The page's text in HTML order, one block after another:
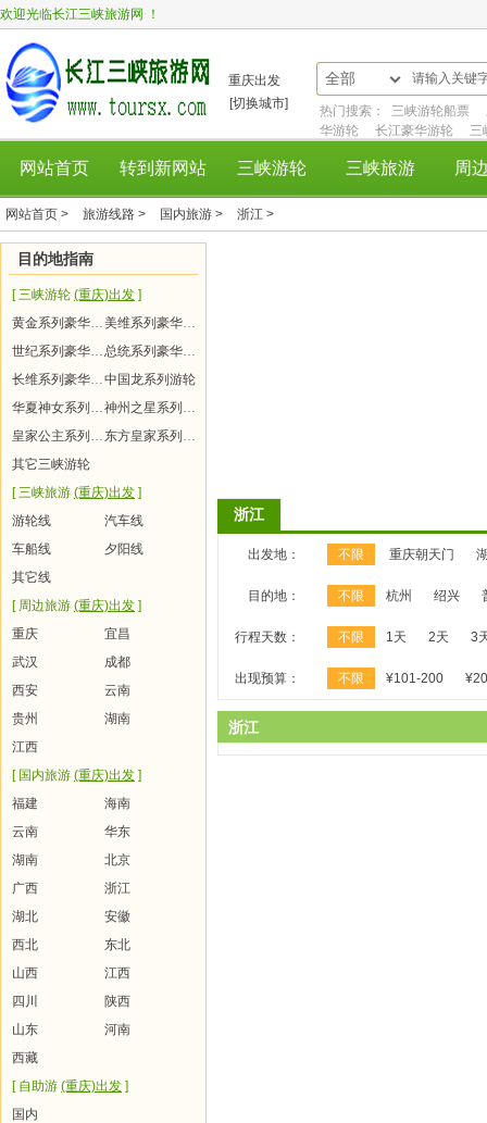
欢迎光临长江三峡旅游网 ！
重庆出发
[切换城市]
全部
热门搜索： 三峡游轮船票
华游轮
长江豪华游轮 三
网站首页 转到新网站 三峡游轮 三峡旅游 周
网站首页 > 旅游线路 > 国内旅游 > 浙江 >
目的地指南
[ 三峡游轮 (重庆)出发 ]
黄金系列豪华游轮
美维系列豪华游轮
世纪系列豪华游轮
总统系列豪华游轮
长维系列豪华游轮中国龙系列游轮
华夏神女系列游轮
神州之星系列游轮
皇家公主系列游轮
东方皇家系列游轮
其它三峡游轮
[ 三峡旅游 (重庆)出发 ]
游轮线
汽车线
车船线
夕阳线
其它线
[ 周边旅游 (重庆)出发 ]
重庆
宜昌
武汉
成都
西安
云南
贵州
湖南
江西
[ 国内旅游 (重庆)出发 ]
福建
海南
云南
华东
湖南
北京
广西
浙江
湖北
安徽
西北
东北
山西
江西
四川
陕西
山东
河南
西藏
[ 自助游 (重庆)出发 ]
国内
浙江
出发地： 不限 重庆朝天门
目的地： 不限 杭州 绍兴
行程天数： 不限 1天 2天 3
出现预算： 不限 ¥101-200
浙江